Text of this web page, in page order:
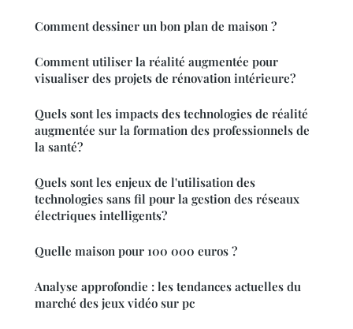
Comment dessiner un bon plan de maison ?
Comment utiliser la réalité augmentée pour
visualiser des projets de rénovation intérieure?
Quels sont les impacts des technologies de réalité
augmentée sur la formation des professionnels de
la santé?
Quels sont les enjeux de l'utilisation des
technologies sans fil pour la gestion des réseaux
électriques intelligents?
Quelle maison pour 100 000 euros ?
Analyse approfondie : les tendances actuelles du
marché des jeux vidéo sur pc